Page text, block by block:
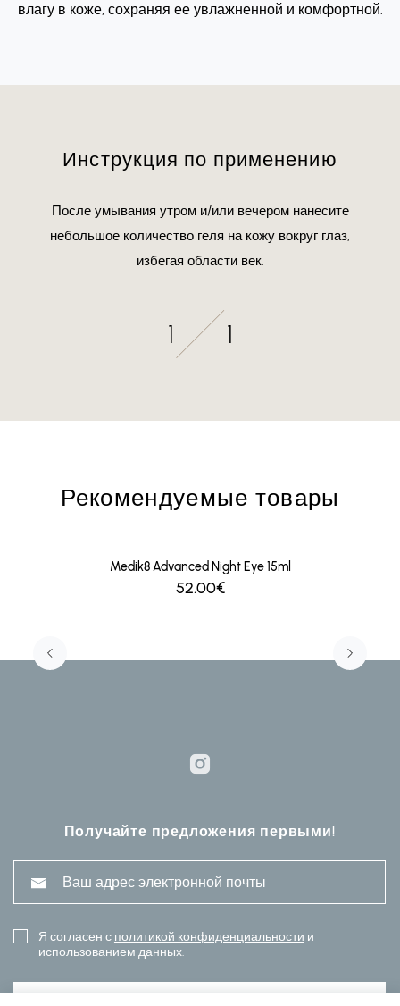
влагу в коже, сохраняя ее увлажненной и комфортной.
Инструкция по применению
После умывания утром и/или вечером нанесите
небольшое количество геля на кожу вокруг глаз,
избегая области век.
1 1
Рекомендуемые товары
Medik8 Advanced Night Eye 15ml
52.00€
Получайте предложения первыми!
Я согласен с политикой конфиденциальности и
использованием данных.